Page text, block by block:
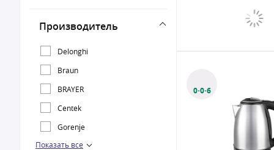
Производитель
Delonghi
Braun
BRAYER
Centek
Gorenje
Kitfort
Показать все
0·0·6